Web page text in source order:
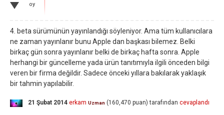
oy
4. beta sürümünün yayınlandığı söyleniyor. Ama tüm kullanıcılara
ne zaman yayınlanır bunu Apple dan başkası bilemez. Belki
birkaç gün sonra yayınlanır belki de birkaç hafta sonra. Apple
herhangi bir güncelleme yada ürün tanıtımıyla ilgili önceden bilgi
veren bir firma değildir. Sadece önceki yıllara bakılarak yaklaşık
bir tahmin yapılabilir.
21 Şubat 2014 erkam Uzman (160,470 puan) tarafından cevaplandı